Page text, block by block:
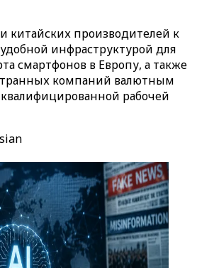
китайских производителей к
инфраструктурой для
смартфонов в Европу, а также
компаний валютным
рабочей